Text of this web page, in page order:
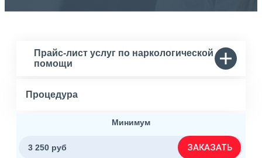
Прайс-лист услуг по наркологической
помощи
Процедура
Минимум
3 250 руб ЗАКАЗАТЬ